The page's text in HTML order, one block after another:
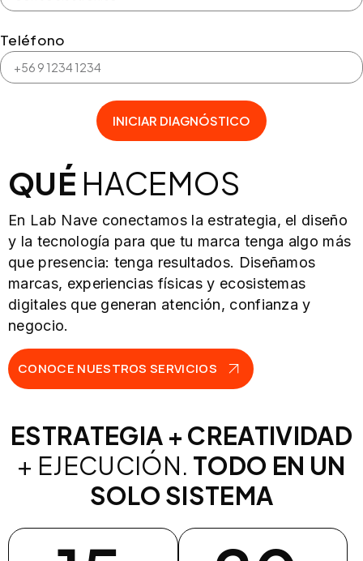
Teléfono
INICIAR DIAGNÓSTICO
QUÉ HACEMOS
En Lab Nave conectamos la estrategia, el diseño
y la tecnología para que tu marca tenga algo más
que presencia: tenga resultados. Diseñamos
marcas, experiencias físicas y ecosistemas
digitales que generan atención, confianza y
negocio.
CONOCE NUESTROS SERVICIOS
ESTRATEGIA + CREATIVIDAD
+ EJECUCIÓN. TODO EN UN
SOLO SISTEMA